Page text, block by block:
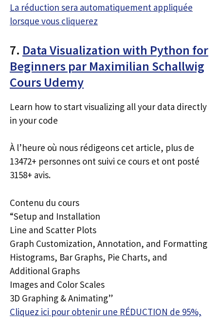
La réduction sera automatiquement appliquée
lorsque vous cliquerez
7. Data Visualization with Python for
Beginners par Maximilian Schallwig
Cours Udemy
Learn how to start visualizing all your data directly
in your code
À l’heure où nous rédigeons cet article, plus de
13472+ personnes ont suivi ce cours et ont posté
3158+ avis.
Contenu du cours
“Setup and Installation
Line and Scatter Plots
Graph Customization, Annotation, and Formatting
Histograms, Bar Graphs, Pie Charts, and
Additional Graphs
Images and Color Scales
3D Graphing & Animating”
Cliquez ici pour obtenir une RÉDUCTION de 95%,